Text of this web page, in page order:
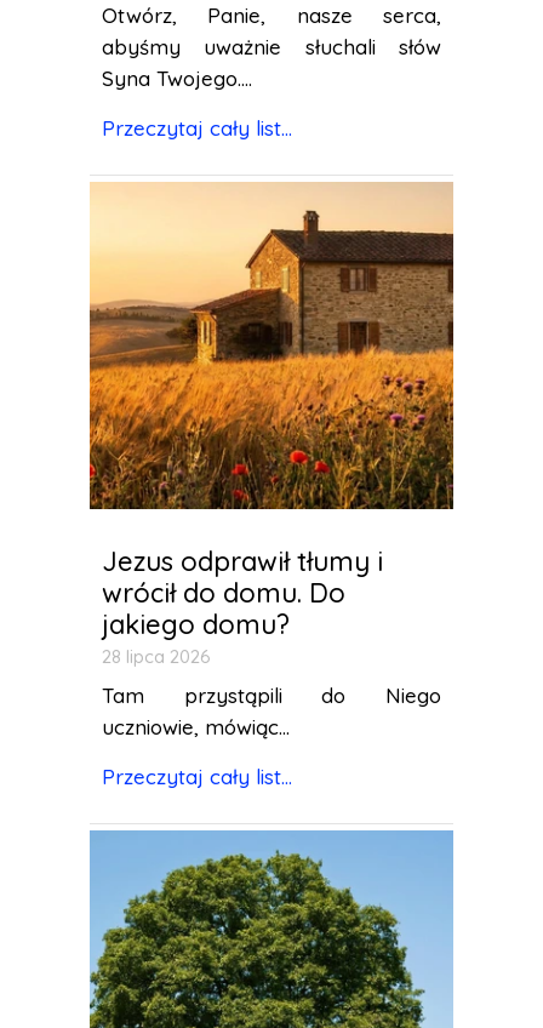
Otwórz, Panie, nasze serca,
abyśmy uważnie słuchali słów
Syna Twojego....
Przeczytaj cały list...
Jezus odprawił tłumy i
wrócił do domu. Do
jakiego domu?
28 lipca 2026
Tam przystąpili do Niego
uczniowie, mówiąc...
Przeczytaj cały list...